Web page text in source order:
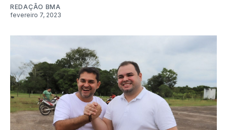
REDAÇÃO BMA
fevereiro 7, 2023